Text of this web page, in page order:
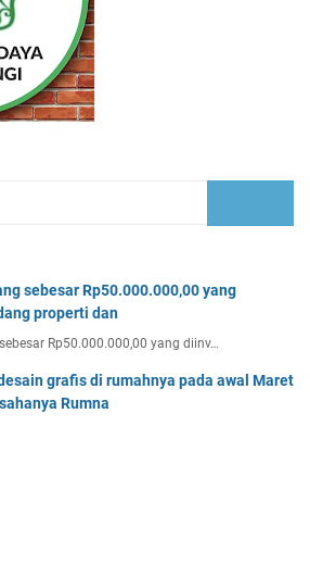
sebesar Rp50.000.000,00 yang
properti dan
Rp50.000.000,00 yang diinv…
grafis di rumahnya pada awal Maret
Rumna